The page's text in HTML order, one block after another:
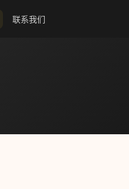
联系我们